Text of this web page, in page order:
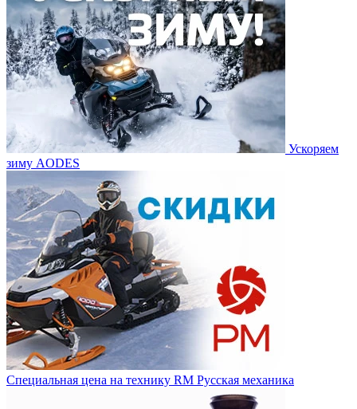
Ускоряем
зиму AODES
Специальная цена на технику RM Русская механика